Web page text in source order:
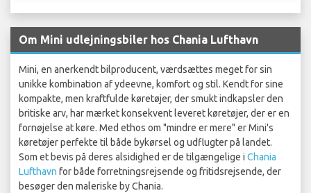
Om Mini udlejningsbiler hos Chania Lufthavn
Mini, en anerkendt bilproducent, værdsættes meget for sin
unikke kombination af ydeevne, komfort og stil. Kendt for sine
kompakte, men kraftfulde køretøjer, der smukt indkapsler den
britiske arv, har mærket konsekvent leveret køretøjer, der er en
fornøjelse at køre. Med ethos om "mindre er mere" er Mini's
køretøjer perfekte til både bykørsel og udflugter på landet.
Som et bevis på deres alsidighed er de tilgængelige i Chania
Lufthavn for både forretningsrejsende og fritidsrejsende, der
besøger den maleriske by Chania.